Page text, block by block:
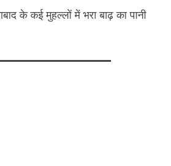
के कई मुहल्लों में भरा बाढ़ का पानी